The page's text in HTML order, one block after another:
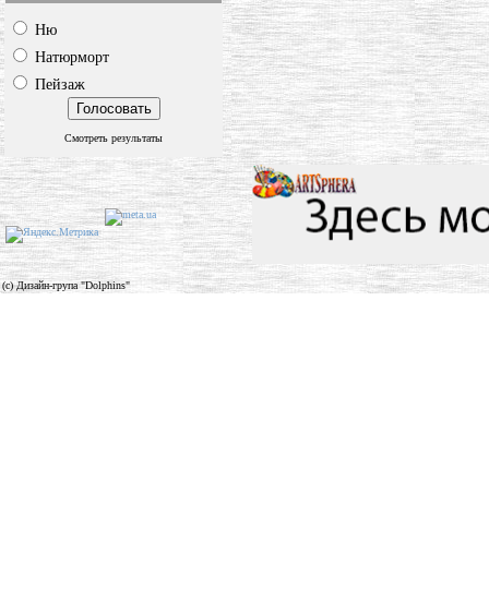
Ню
Натюрморт
Пейзаж
Смотреть результаты
(c) Дизайн-група "Dolphins"